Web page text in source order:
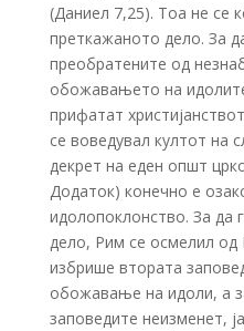
(Даниел 7,25). Тоа не се
преткажаното дело. За
преобратените од
обожавањето на
прифатат
се воведувал култот на
декрет на еден општ
Додаток) конечно е
идолопоклонство. За да
дело, Рим се осмелил од
избрише втората
обожавање на идоли, а
заповедите неизменет,